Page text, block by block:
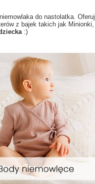
do nastolatka.
z bajek takich jak
:)